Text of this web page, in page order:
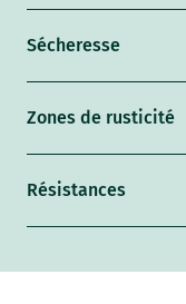
Sécheresse
Zones de rusticité
Résistances